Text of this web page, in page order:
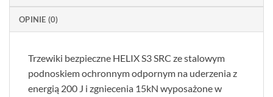
OPINIE (0)
Trzewiki bezpieczne HELIX S3 SRC ze stalowym
podnoskiem ochronnym odpornym na uderzenia z
energią 200 J i zgniecenia 15kN wyposażone w